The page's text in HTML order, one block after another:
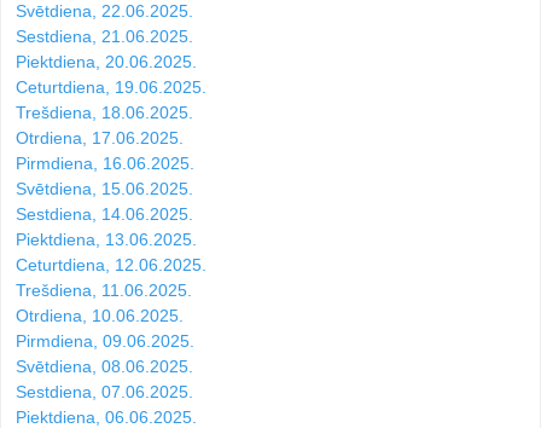
Svētdiena, 22.06.2025.
Sestdiena, 21.06.2025.
Piektdiena, 20.06.2025.
Ceturtdiena, 19.06.2025.
Trešdiena, 18.06.2025.
Otrdiena, 17.06.2025.
Pirmdiena, 16.06.2025.
Svētdiena, 15.06.2025.
Sestdiena, 14.06.2025.
Piektdiena, 13.06.2025.
Ceturtdiena, 12.06.2025.
Trešdiena, 11.06.2025.
Otrdiena, 10.06.2025.
Pirmdiena, 09.06.2025.
Svētdiena, 08.06.2025.
Sestdiena, 07.06.2025.
Piektdiena, 06.06.2025.